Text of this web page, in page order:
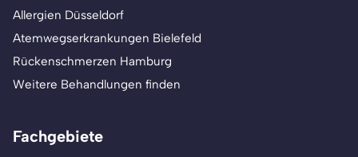
Allergien Düsseldorf
Atemwegserkrankungen Bielefeld
Rückenschmerzen Hamburg
Weitere Behandlungen finden
Fachgebiete